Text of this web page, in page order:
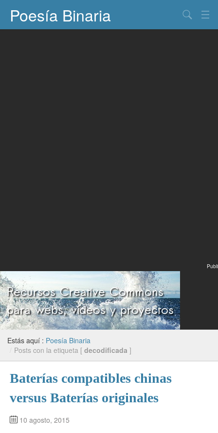
Poesía Binaria
Publi
Estás aquí : Poesía Binaria
/ Posts con la etiqueta [ decodificada ]
Baterías compatibles chinas
versus Baterías originales
10 agosto, 2015